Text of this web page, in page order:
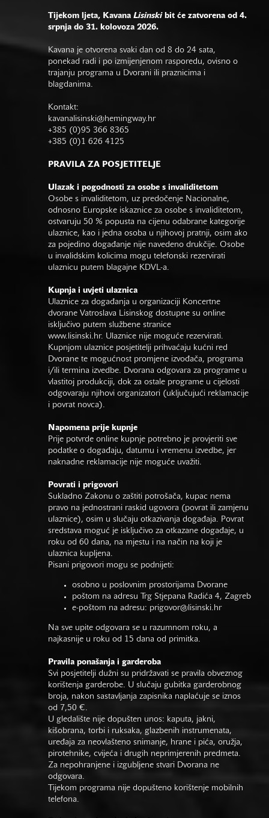
Tijekom ljeta, Kavana Lisinskibit će zatvorena od 4.
srpnja do 31. kolovoza 2026.
Kavana je otvorena svaki dan od 8 do 24 sata,
ponekad radi i po izmijenjenom rasporedu, ovisno o
trajanju programa u Dvorani ili praznicima i
blagdanima.
Kontakt:
kavanalisinski@hemingway.hr
+385 (0)95 366 8365
+385 (0)1 626 4125
PRAVILA ZA POSJETITELJE
Ulazak i pogodnosti za osobe s invaliditetom
Osobe s invaliditetom, uz predočenje Nacionalne,
odnosno Europske iskaznice za osobe s invaliditetom,
ostvaruju 50 % popusta na cijenu odabrane kategorije
ulaznice, kao i jedna osoba u njihovoj pratnji, osim ako
za pojedino događanje nije navedeno drukčije. Osobe
u invalidskim kolicima mogu telefonski rezervirati
ulaznicu putem blagajne KDVL-a.
Kupnja i uvjeti ulaznica
Ulaznice za događanja u organizaciji Koncertne
dvorane Vatroslava Lisinskog dostupne su online
isključivo putem službene stranice
www.lisinski.hr. Ulaznice nije moguće rezervirati.
Kupnjom ulaznice posjetitelji prihvaćaju kućni red
Dvorane te mogućnost promjene izvođača, programa
i/ili termina izvedbe. Dvorana odgovara za programe u
vlastitoj produkciji, dok za ostale programe u cijelosti
odgovaraju njihovi organizatori (uključujući reklamacije
i povrat novca).
Napomena prije kupnje
Prije potvrde online kupnje potrebno je provjeriti sve
podatke o događaju, datumu i vremenu izvedbe, jer
naknadne reklamacije nije moguće uvažiti.
Povrati i prigovori
Sukladno Zakonu o zaštiti potrošača, kupac nema
pravo na jednostrani raskid ugovora (povrat ili zamjenu
ulaznice), osim u slučaju otkazivanja događaja. Povrat
sredstava moguć je isključivo za otkazane događaje, u
roku od 60 dana, na mjestu i na način na koji je
ulaznica kupljena.
Pisani prigovori mogu se podnijeti:
osobno u poslovnim prostorijama Dvorane
poštom na adresu Trg Stjepana Radića 4, Zagreb
e-poštom na adresu: prigovor@lisinski.hr
Na sve upite odgovara se u razumnom roku, a
najkasnije u roku od 15 dana od primitka.
Pravila ponašanja i garderoba
Svi posjetitelji dužni su pridržavati se pravila obveznog
korištenja garderobe. U slučaju gubitka garderobnog
broja, nakon sastavljanja zapisnika naplaćuje se iznos
od 7,50 €.
U gledalište nije dopušten unos: kaputa, jakni,
kišobrana, torbi i ruksaka, glazbenih instrumenata,
uređaja za neovlašteno snimanje, hrane i pića, oružja,
pirotehnike, cvijeća i drugih neprimjerenih predmeta.
Za nepohranjene i izgubljene stvari Dvorana ne
odgovara.
Tijekom programa nije dopušteno korištenje mobilnih
telefona.